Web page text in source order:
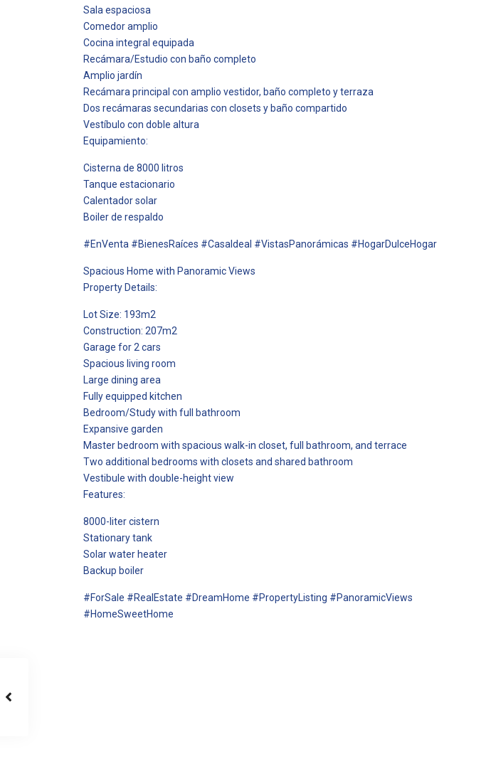
Sala espaciosa
Comedor amplio
Cocina integral equipada
Recámara/Estudio con baño completo
Amplio jardín
Recámara principal con amplio vestidor, baño completo y terraza
Dos recámaras secundarias con closets y baño compartido
Vestíbulo con doble altura
Equipamiento:
Cisterna de 8000 litros
Tanque estacionario
Calentador solar
Boiler de respaldo
#EnVenta #BienesRaíces #CasaIdeal #VistasPanorámicas #HogarDulceHogar
Spacious Home with Panoramic Views
Property Details:
Lot Size: 193m2
Construction: 207m2
Garage for 2 cars
Spacious living room
Large dining area
Fully equipped kitchen
Bedroom/Study with full bathroom
Expansive garden
Master bedroom with spacious walk-in closet, full bathroom, and terrace
Two additional bedrooms with closets and shared bathroom
Vestibule with double-height view
Features:
8000-liter cistern
Stationary tank
Solar water heater
Backup boiler
#ForSale #RealEstate #DreamHome #PropertyListing #PanoramicViews
#HomeSweetHome